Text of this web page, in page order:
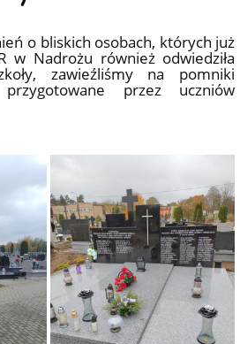
o bliskich osobach, których już
w Nadrożu również odwiedziła
zawieźliśmy na pomniki
przez uczniów